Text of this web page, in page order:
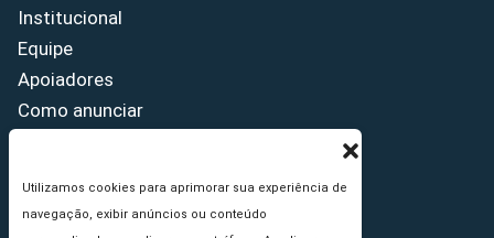
Utilizamos cookies para aprimorar sua experiência de
navegação, exibir anúncios ou conteúdo
Institucional
Equipe
Apoiadores
Como anunciar